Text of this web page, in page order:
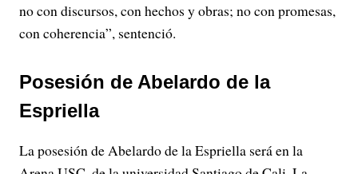
no con discursos, con hechos y obras; no con promesas,
con coherencia”, sentenció.
Posesión de Abelardo de la
Espriella
La posesión de Abelardo de la Espriella será en la